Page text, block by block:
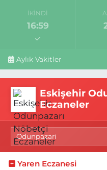
İKINDI
16:59
Aylık Vakitler
Eskişehir
Eczaneler
Yaren Eczanesi